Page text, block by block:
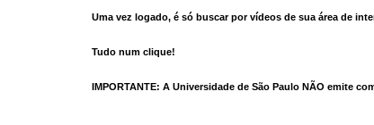
Uma vez logado, é só buscar por vídeos de sua área de
Tudo num clique!
IMPORTANTE: A Universidade de São Paulo NÃO emite